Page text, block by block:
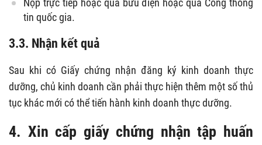
Nộp trực tiếp hoặc qua bưu điện hoặc qua Cổng thông
tin quốc gia.
3.3. Nhận kết quả
Sau khi có Giấy chứng nhận đăng ký kinh doanh thực
dưỡng, chủ kinh doanh cần phải thực hiện thêm một số thủ
tục khác mới có thể tiến hành kinh doanh thực dưỡng.
4. Xin cấp giấy chứng nhận tập huấn